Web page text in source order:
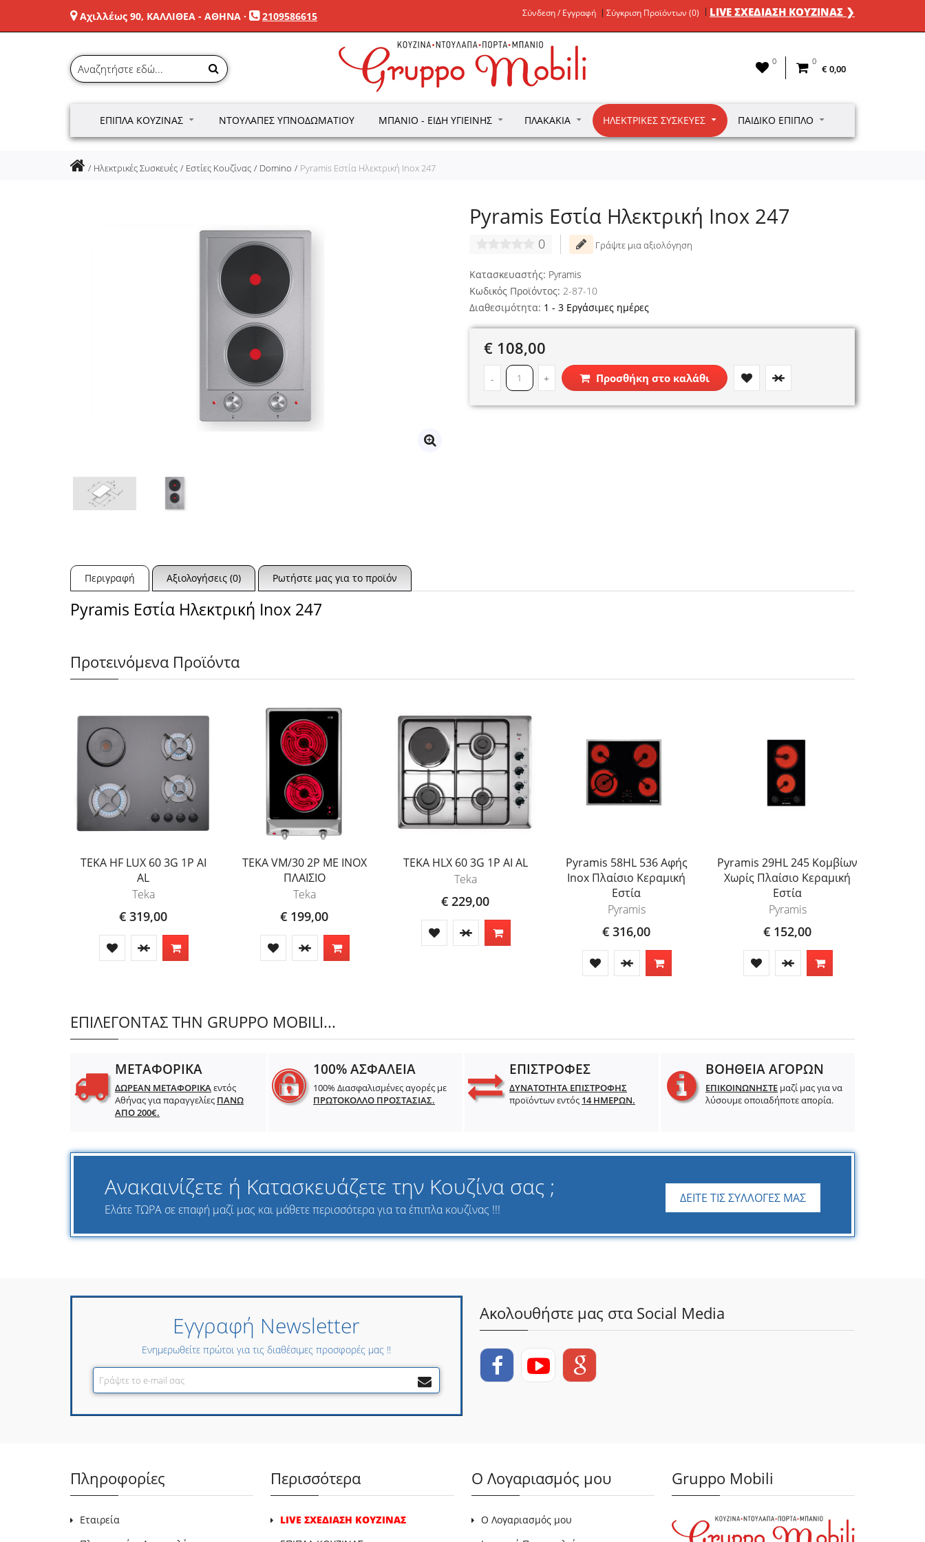
Αχιλλέως 90, ΚΑΛΛΙΘΕΑ - ΑΘΗΝΑ · 2109586615 Σύνδεση / Εγγραφή Σύγκριση Προϊόντων (0) LIVE ΣΧΕΔΙΑΣΗ ΚΟΥΖΙΝΑΣ ❯
0 0
€ 0,00
ΈΠΙΠΛΑ ΚΟΥΖΊΝΑΣ ΝΤΟΥΛΆΠΕΣ ΥΠΝΟΔΩΜΑΤΊΟΥ ΜΠΆΝΙΟ - ΕΊΔΗ ΥΓΙΕΙΝΉΣ ΠΛΑΚΆΚΙΑ ΗΛΕΚΤΡΙΚΈΣ ΣΥΣΚΕΥΈΣ ΠΑΙΔΙΚΌ ΈΠΙΠΛΟ
Ηλεκτρικές Συσκευές Εστίες Κουζίνας Domino Pyramis Εστία Ηλεκτρική Inox 247
Pyramis Εστία Ηλεκτρική Inox 247
0 Γράψτε μια αξιολόγηση
Κατασκευαστής: Pyramis
Κωδικός Προϊόντος: 2-87-10
Διαθεσιμότητα: 1 - 3 Εργάσιμες ημέρες
€ 108,00
- + Προσθήκη στο καλάθι
Περιγραφή Αξιολογήσεις (0) Ρωτήστε μας για το προϊόν
Pyramis Εστία Ηλεκτρική Inox 247
Προτεινόμενα Προϊόντα
TEKA HF LUX 60 3G 1P AI
AL
Teka
€ 319,00
TEKA VM/30 2P ΜΕ INOX
ΠΛΑΙΣΙΟ
Teka
€ 199,00
TEKA HLX 60 3G 1P AI AL
Teka
€ 229,00
Pyramis 58HL 536 Αφής
Inox Πλαίσιο Κεραμική
Εστία
Pyramis
€ 316,00
Pyramis 29HL 245 Κομβίων
Χωρίς Πλαίσιο Κεραμική
Εστία
Pyramis
€ 152,00
ΕΠΙΛΕΓΟΝΤΑΣ ΤΗΝ GRUPPO MOBILI...
ΜΕΤΑΦΟΡΙΚΑ
ΔΩΡΕΑΝ ΜΕΤΑΦΟΡΙΚΑεντός
Αθήνας για παραγγελίες ΠΑΝΩ
ΑΠΟ 200€.
100% ΑΣΦΑΛΕΙΑ
100% Διασφαλισμένες αγορές με
ΠΡΩΤΟΚΟΛΛΟ ΠΡΟΣΤΑΣΙΑΣ.
ΕΠΙΣΤΡΟΦΕΣ
ΔΥΝΑΤΟΤΗΤΑ ΕΠΙΣΤΡΟΦΗΣ
προϊόντων εντός 14 ΗΜΕΡΩΝ.
ΒΟΗΘΕΙΑ ΑΓΟΡΩΝ
ΕΠΙΚΟΙΝΩΝΗΣΤΕ μαζί μας για να
λύσουμε οποιαδήποτε απορία.
Ανακαινίζετε ή Κατασκευάζετε την Κουζίνα σας ;
Ελάτε ΤΩΡΑ σε επαφή μαζί μας και μάθετε περισσότερα για τα έπιπλα κουζίνας !!!
ΔΕΙΤΕ ΤΙΣ ΣΥΛΛΟΓΕΣ ΜΑΣ
Εγγραφή Newsletter
Ενημερωθείτε πρώτοι για τις διαθέσιμες προσφορές μας !!
Ακολουθήστε μας στα Social Media
Πληροφορίες
Εταιρεία
Περισσότερα
LIVE ΣΧΕΔΙΑΣΗ ΚΟΥΖΙΝΑΣ
Ο Λογαριασμός μου
Ο Λογαριασμός μου
Gruppo Mobili